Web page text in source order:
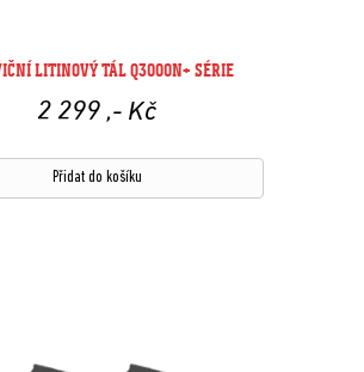
LITINOVÝ TÁL Q3000N+ SÉRIE
2 299 ,- Kč
Přidat do košíku